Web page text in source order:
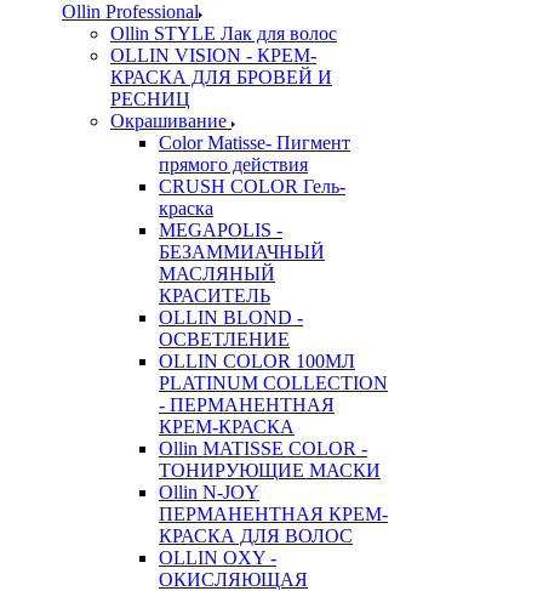
Ollin Professional
Ollin STYLE Лак для волос
OLLIN VISION - КРЕМ-
КРАСКА ДЛЯ БРОВЕЙ И
РЕСНИЦ
Окрашивание
Color Matisse- Пигмент
прямого действия
CRUSH COLOR Гель-
краска
MEGAPOLIS -
БЕЗАММИАЧНЫЙ
МАСЛЯНЫЙ
КРАСИТЕЛЬ
OLLIN BLOND -
ОСВЕТЛЕНИЕ
OLLIN COLOR 100МЛ
PLATINUM COLLECTION
- ПЕРМАНЕНТНАЯ
КРЕМ-КРАСКА
Ollin MATISSE COLOR -
ТОНИРУЮЩИЕ МАСКИ
Ollin N-JOY
ПЕРМАНЕНТНАЯ КРЕМ-
КРАСКА ДЛЯ ВОЛОС
OLLIN OXY -
ОКИСЛЯЮЩАЯ